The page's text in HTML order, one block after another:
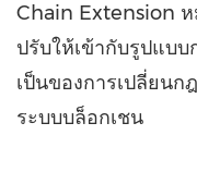
Chain Extension
ปรับให้เข้ากับรูปแบ
เป็นของการเปลี่ยน
ระบบบล็อกเชน